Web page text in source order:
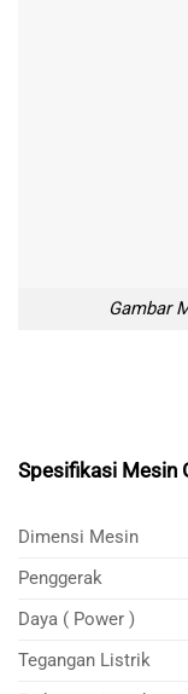
Gambar
Spesifikasi Mesin
Dimensi Mesin
Penggerak
Daya ( Power )
Tegangan Listrik